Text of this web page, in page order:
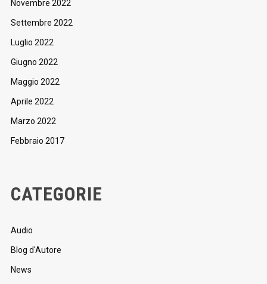
Novembre 2022
Settembre 2022
Luglio 2022
Giugno 2022
Maggio 2022
Aprile 2022
Marzo 2022
Febbraio 2017
CATEGORIE
Audio
Blog d'Autore
News